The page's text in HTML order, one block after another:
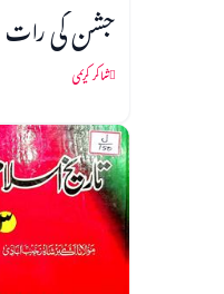
جشن کی رات
شاکر کریمی